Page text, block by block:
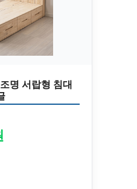
명 서랍형 침대